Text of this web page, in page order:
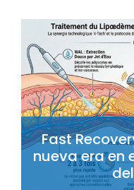
Fast
nueva era en